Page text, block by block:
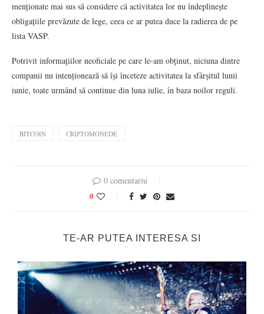
menționate mai sus să considere că activitatea lor nu îndeplinește
obligațiile prevăzute de lege, ceea ce ar putea duce la radierea de pe
lista VASP.
Potrivit informațiilor neoficiale pe care le-am obținut, niciuna dintre
companii nu intenționează să își înceteze activitatea la sfârșitul lunii
iunie, toate urmând să continue din luna iulie, în baza noilor reguli.
BITCOIN CRIPTOMONEDE
0 comentariu
0
TE-AR PUTEA INTERESA SI